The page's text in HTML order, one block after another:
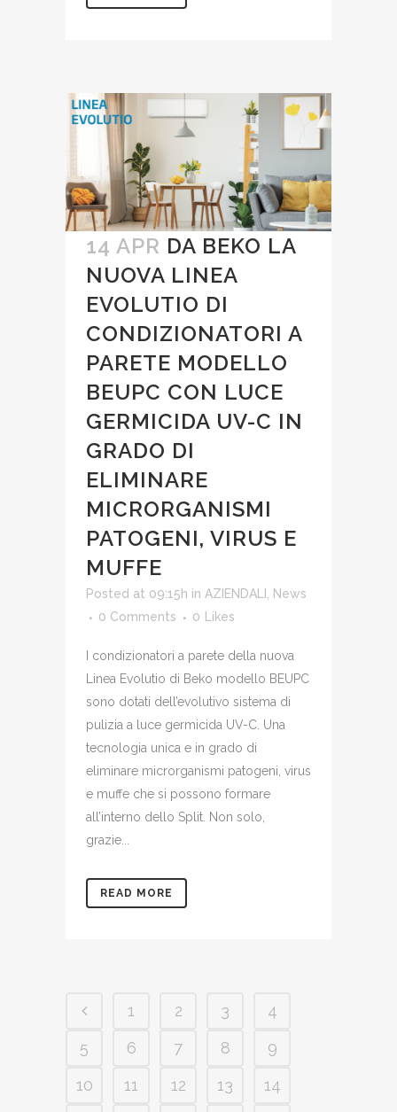
14 APR DA BEKO LA
NUOVA LINEA
EVOLUTIO DI
CONDIZIONATORI A
PARETE MODELLO
BEUPC CON LUCE
GERMICIDA UV-C IN
GRADO DI
ELIMINARE
MICRORGANISMI
PATOGENI, VIRUS E
MUFFE
Posted at 09:15h in AZIENDALI
News
0 Comments
0 Likes
I condizionatori a parete della nuova
Linea Evolutio di Beko modello BEUPC
sono dotati dell’evolutivo sistema di
pulizia a luce germicida UV-C. Una
tecnologia unica e in grado di
eliminare microrganismi patogeni, virus
e muffe che si possono formare
all’interno dello Split. Non solo,
grazie...
READ MORE
1 2 3
4
5
6 7 8
9
10
11 12 13
14